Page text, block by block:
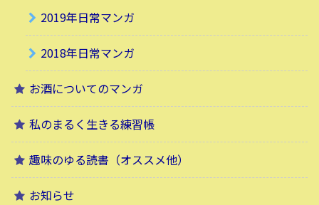
2019年日常マンガ
2018年日常マンガ
お酒についてのマンガ
私のまるく生きる練習帳
趣味のゆる読書（オススメ他）
お知らせ